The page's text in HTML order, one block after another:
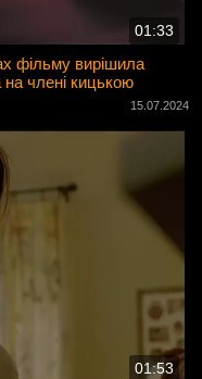
01:33
фільму вирішила
члені кицькою
15.07.2024
01:53